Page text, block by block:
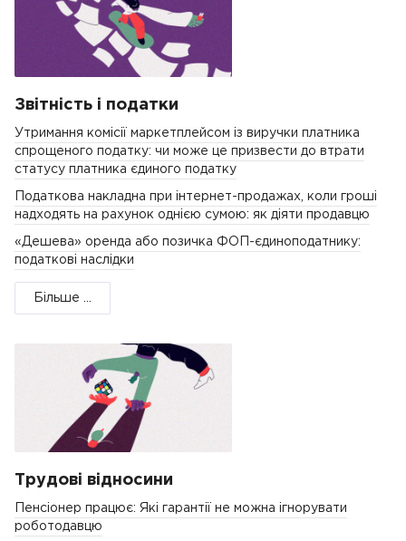
Звітність і податки
Утримання комісії маркетплейсом із виручки платника
спрощеного податку: чи може це призвести до втрати
статусу платника єдиного податку
Податкова накладна при інтернет-продажах, коли гроші
надходять на рахунок однією сумою: як діяти продавцю
«Дешева» оренда або позичка ФОП-єдиноподатнику:
податкові наслідки
Більше ...
Трудові відносини
Пенсіонер працює: Які гарантії не можна ігнорувати
роботодавцю